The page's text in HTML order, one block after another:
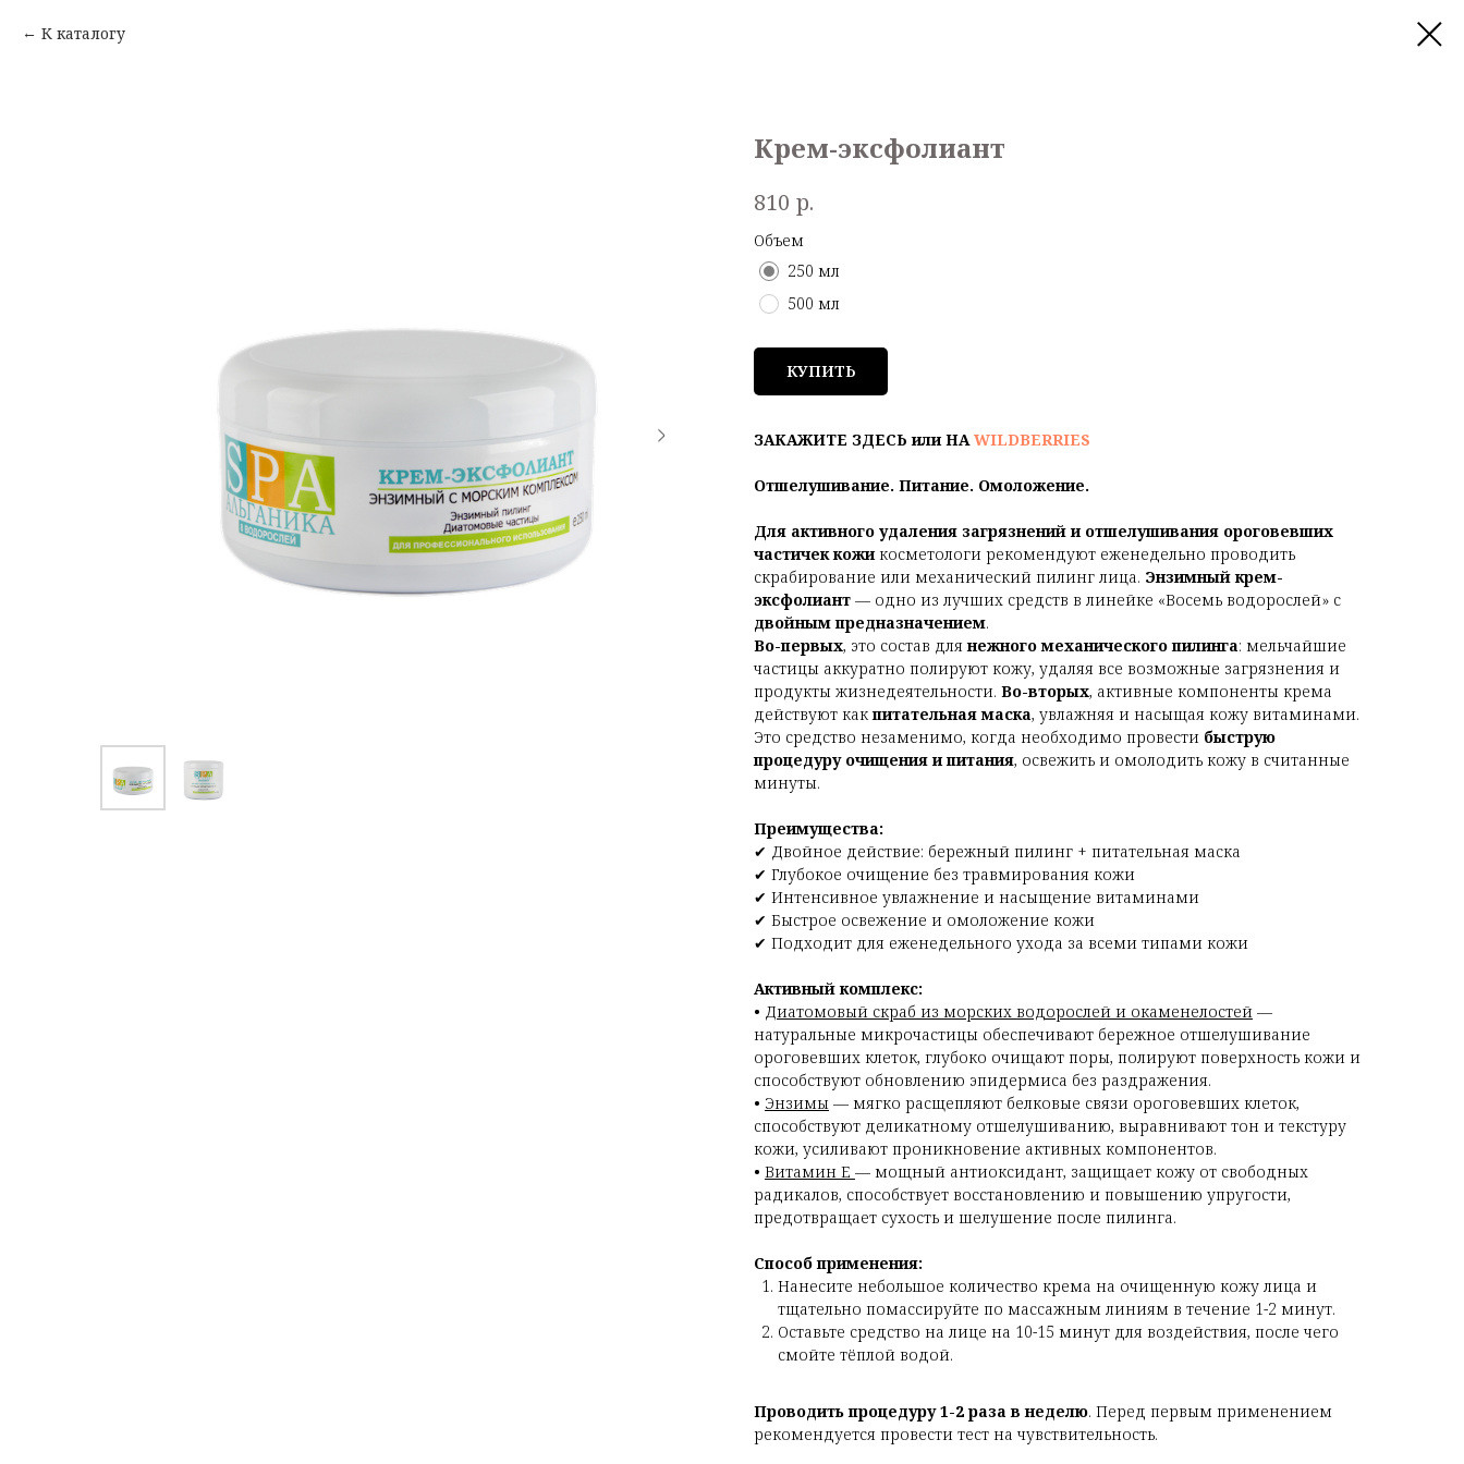
К каталогу
Крем-эксфолиант
810 р.
Объем
250 мл
500 мл
КУПИТЬ
ЗАКАЖИТЕ ЗДЕСЬ или НАWILDBERRIES
Отшелушивание. Питание. Омоложение.
Для активного удаления загрязнений и отшелушивания ороговевших
частичек кожикосметологи рекомендуют еженедельно проводить
скрабирование или механический пилинг лица. Энзимный крем-
эксфолиант — одно из лучших средств в линейке «Восемь водорослей» с
двойным предназначением.
Во-первых, это состав длянежного механического пилинга: мельчайшие
частицы аккуратно полируют кожу, удаляя все возможные загрязнения и
продукты жизнедеятельности. Во-вторых, активные компоненты крема
действуют какпитательная маска, увлажняя и насыщая кожу витаминами.
Это средство незаменимо, когда необходимо провести быструю
процедуру очищения и питания, освежить и омолодить кожу в считанные
минуты.
Преимущества:
✔ Двойное действие: бережный пилинг + питательная маска
✔ Глубокое очищение без травмирования кожи
✔ Интенсивное увлажнение и насыщение витаминами
✔ Быстрое освежение и омоложение кожи
✔ Подходит для еженедельного ухода за всеми типами кожи
Активный комплекс:
• Диатомовый скраб из морских водорослей и окаменелостей —
натуральные микрочастицы обеспечивают бережное отшелушивание
ороговевших клеток, глубоко очищают поры, полируют поверхность кожи и
способствуют обновлению эпидермиса без раздражения.
• Энзимы — мягко расщепляют белковые связи ороговевших клеток,
способствуют деликатному отшелушиванию, выравнивают тон и текстуру
кожи, усиливают проникновение активных компонентов.
• Витамин Е — мощный антиоксидант, защищает кожу от свободных
радикалов, способствует восстановлению и повышению упругости,
предотвращает сухость и шелушение после пилинга.
Способ применения:
Нанесите небольшое количество крема на очищенную кожу лица и
тщательно помассируйте по массажным линиям в течение 1-2 минут.
Оставьте средство на лице на 10-15 минут для воздействия, после чего
смойте тёплой водой.
Проводить процедуру 1-2 раза в неделю. Перед первым применением
рекомендуется провести тест на чувствительность.